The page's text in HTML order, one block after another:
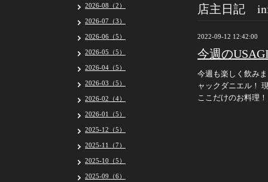
店主日記
2022-09-12 12:42:00
今週の
今週も楽しく飲み
ャックダニエル！
ここだけのお料理
2026-08（2）
2026-07（3）
2026-06（5）
2026-05（5）
2026-04（5）
2026-03（5）
2026-02（4）
2026-01（5）
2025-12（5）
2025-11（7）
2025-10（5）
2025-09（6）